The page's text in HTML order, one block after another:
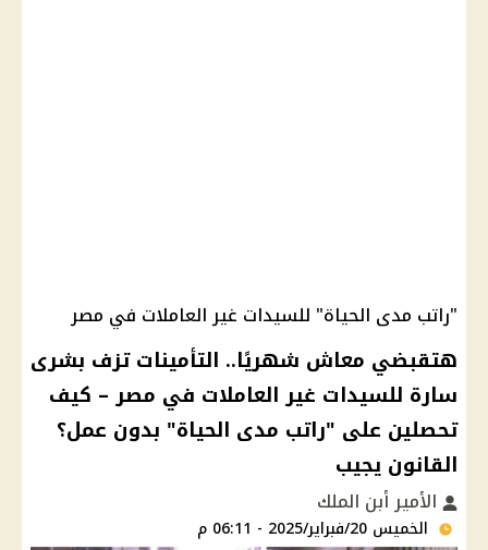
"راتب مدى الحياة" للسيدات غير العاملات في مصر
هتقبضي معاش شهريًا.. التأمينات تزف بشرى
سارة للسيدات غير العاملات في مصر – كيف
تحصلين على "راتب مدى الحياة" بدون عمل؟
القانون يجيب
الأمير أبن الملك
الخميس 20/فبراير/2025 - 06:11 م